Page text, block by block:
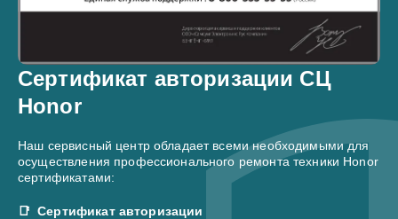
Сертификат авторизации СЦ
Honor
Наш сервисный центр обладает всеми необходимыми для
осуществления профессионального ремонта техники Honor
сертификатами:
Сертификат авторизации